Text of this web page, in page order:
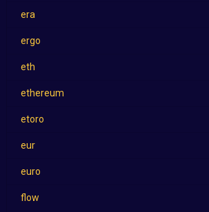
era
ergo
eth
ethereum
etoro
eur
euro
flow